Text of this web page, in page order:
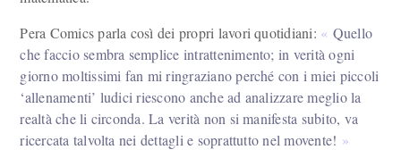
Pera Comics parla così dei propri lavori quotidiani:
Quello
che faccio sembra semplice intrattenimento; in verità ogni
giorno moltissimi fan mi ringraziano perché con i miei piccoli
‘allenamenti’ ludici riescono anche ad analizzare meglio la
realtà che li circonda. La verità non si manifesta subito, va
ricercata talvolta nei dettagli e soprattutto nel movente!